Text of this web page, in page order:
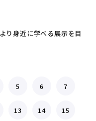
り身近に学べる展示を目
5 6 7
13 14 15